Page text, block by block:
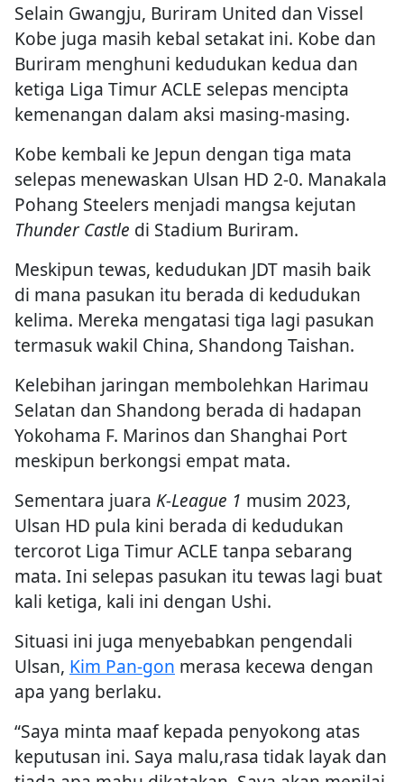
Selain Gwangju, Buriram United dan Vissel
Kobe juga masih kebal setakat ini. Kobe dan
Buriram menghuni kedudukan kedua dan
ketiga Liga Timur ACLE selepas mencipta
kemenangan dalam aksi masing-masing.
Kobe kembali ke Jepun dengan tiga mata
selepas menewaskan Ulsan HD 2-0. Manakala
Pohang Steelers menjadi mangsa kejutan
Thunder Castle di Stadium Buriram.
Meskipun tewas, kedudukan JDT masih baik
di mana pasukan itu berada di kedudukan
kelima. Mereka mengatasi tiga lagi pasukan
termasuk wakil China, Shandong Taishan.
Kelebihan jaringan membolehkan Harimau
Selatan dan Shandong berada di hadapan
Yokohama F. Marinos dan Shanghai Port
meskipun berkongsi empat mata.
Sementara juara K-League 1 musim 2023,
Ulsan HD pula kini berada di kedudukan
tercorot Liga Timur ACLE tanpa sebarang
mata. Ini selepas pasukan itu tewas lagi buat
kali ketiga, kali ini dengan Ushi.
Situasi ini juga menyebabkan pengendali
Ulsan, Kim Pan-gon merasa kecewa dengan
apa yang berlaku.
“Saya minta maaf kepada penyokong atas
keputusan ini. Saya malu,rasa tidak layak dan